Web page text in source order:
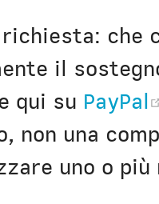
che
il
qui su PayPal
non una
uno o